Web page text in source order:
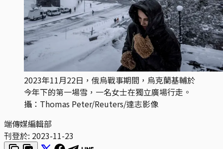
2023年11月22日，俄烏戰事期間，烏克蘭基輔於
今年下的第一場雪，一名女士在獨立廣場行走。
攝：Thomas Peter/Reuters/達志影像
端傳媒編輯部
刊登於: 2023-11-23